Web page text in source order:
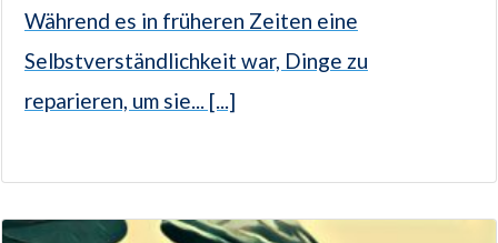
Während es in früheren Zeiten eine
Selbstverständlichkeit war, Dinge zu
reparieren, um sie... [...]